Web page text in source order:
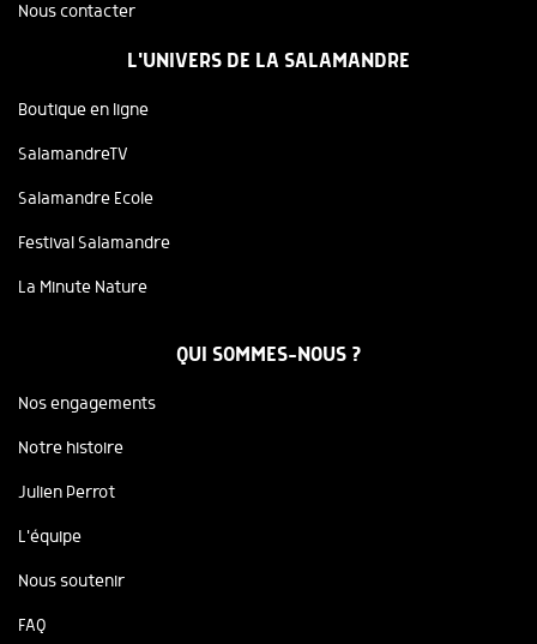
Nous contacter
L'UNIVERS DE LA SALAMANDRE
Boutique en ligne
SalamandreTV
Salamandre Ecole
Festival Salamandre
La Minute Nature
QUI SOMMES-NOUS ?
Nos engagements
Notre histoire
Julien Perrot
L'équipe
Nous soutenir
FAQ